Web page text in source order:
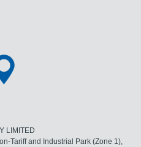
LIMITED
Tariff and Industrial Park (Zone 1),